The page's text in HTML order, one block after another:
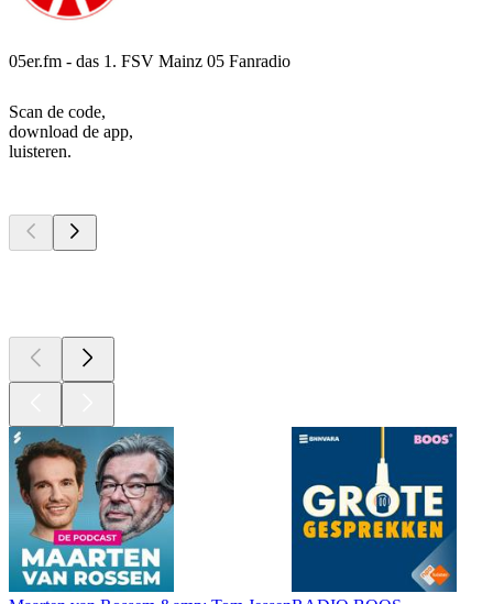
05er.fm - das 1. FSV Mainz 05 Fanradio
Scan de code,
download de app,
luisteren.